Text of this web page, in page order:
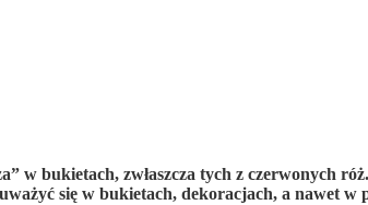
w bukietach, zwłaszcza tych z czerwonych
się w bukietach, dekoracjach, a nawet